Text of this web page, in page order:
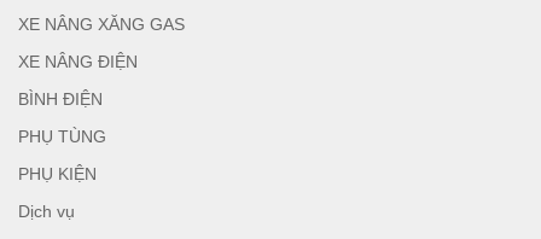
XE NÂNG XĂNG GAS
XE NÂNG ĐIỆN
BÌNH ĐIỆN
PHỤ TÙNG
PHỤ KIỆN
Dịch vụ